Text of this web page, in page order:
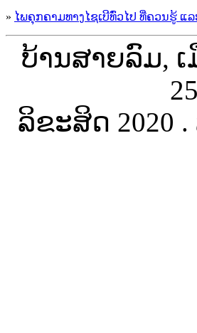
» ໄພຄຸກຄາມທາງໄຊເບີທົ່ວໄປ ທີ່ຄວນຮູ້ ແ
ບ້ານສາຍລົມ, ເ
ລິຂະສິດ 2020